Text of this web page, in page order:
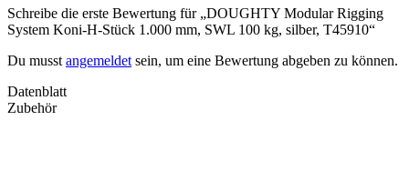
Schreibe die erste Bewertung für „DOUGHTY Modular Rigging
System Koni-H-Stück 1.000 mm, SWL 100 kg, silber, T45910“
Du musst angemeldet sein, um eine Bewertung abgeben zu können.
Datenblatt
Zubehör